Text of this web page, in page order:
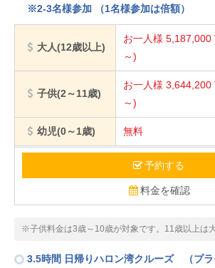
※2-3名様参加 （1名様参加は倍額）
大人(12歳以上)
お一人様 5,187,000
～)
子供(2～11歳)
お一人様 3,644,200
～)
幼児(0～1歳) 無料
予約する
料金を確認
※子供料金は3歳～10歳が対象です。11歳以上は
3.5時間 日帰りハロン湾クルーズ （プラ